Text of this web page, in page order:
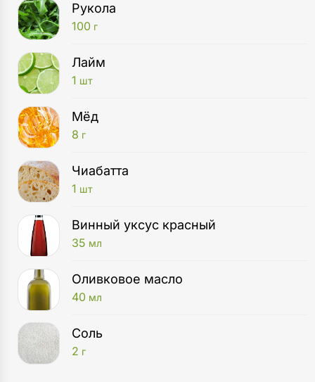
Рукола
100 г
Лайм
1 шт
Мёд
8 г
Чиабатта
1 шт
Винный уксус красный
35 мл
Оливковое масло
40 мл
Соль
2 г